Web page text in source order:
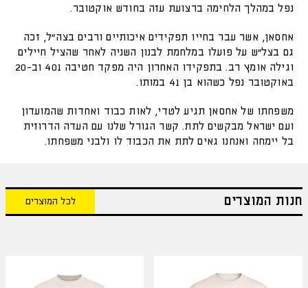
נפל במהלך הלחימה ברצועת עזה בחודש אוקטובר.
אחסאן, אשר עבר בחייו תפקידים איכותיים ורבים בצה"ל, זכה
גם בצל"ש על פועלו במלחמת לבנון השניה לאחר שהציל חיילים
וגילה אומץ רב. בתפקידו האחרון היה מפקד חטיבה 401 וב-20
באוקטובר נפל כשהוא בן 41 במותו.
משפחתו של אחסאן תגיע לטדי, לאות כבוד ואחדות שהמועדון
ועם ישראל מבקשים לתת. קשר הגורל שלנו עם העדה הדרוזית
בל יימחה ואנחנו גאים לתת את הכבוד לו ולבני משפחתו.
חנות המוצרים לכל המוצרים